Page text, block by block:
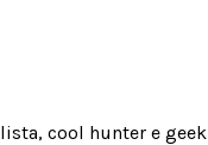
cool hunter e